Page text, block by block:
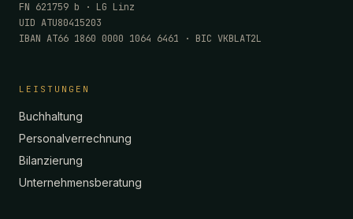
FN 621759 b · LG Linz
UID ATU80415203
IBAN AT66 1860 0000 1064 6461 · BIC VKBLAT2L
LEISTUNGEN
Buchhaltung
Personalverrechnung
Bilanzierung
Unternehmensberatung